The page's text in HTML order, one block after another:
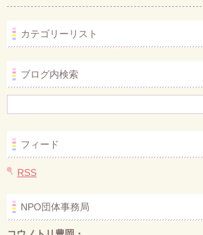
カテゴリーリスト
ブログ内検索
フィード
RSS
NPO団体事務局